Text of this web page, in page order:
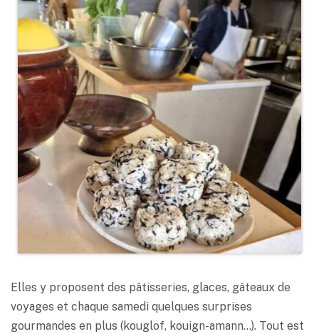
Elles y proposent des pâtisseries, glaces, gâteaux de
voyages et chaque samedi quelques surprises
gourmandes en plus (kouglof, kouign-amann…). Tout est